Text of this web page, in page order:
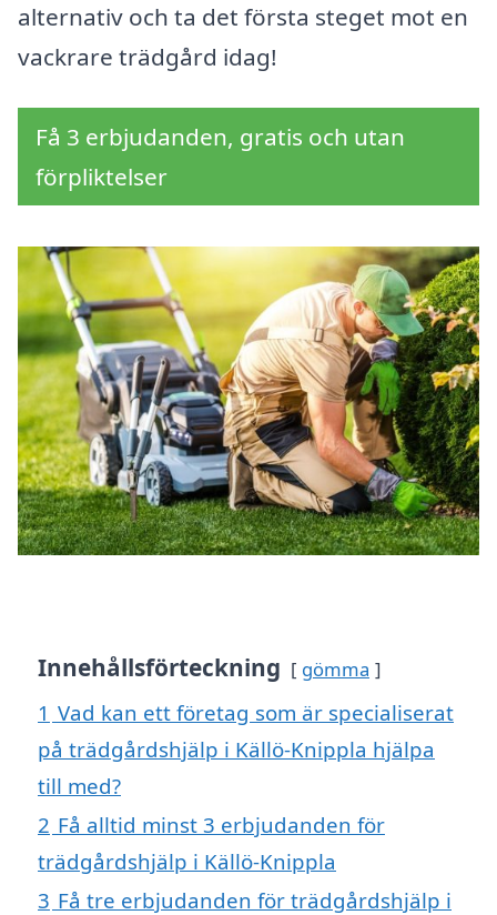
alternativ och ta det första steget mot en
vackrare trädgård idag!
Få 3 erbjudanden, gratis och utan
förpliktelser
Innehållsförteckning gömma
1 Vad kan ett företag som är specialiserat
på trädgårdshjälp i Källö-Knippla hjälpa
till med?
2 Få alltid minst 3 erbjudanden för
trädgårdshjälp i Källö-Knippla
3 Få tre erbjudanden för trädgårdshjälp i